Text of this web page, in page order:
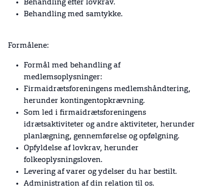
Behandling efter lovkrav.
Behandling med samtykke.
Formålene:
Formål med behandling af
medlemsoplysninger:
Firmaidrætsforeningens medlemshåndtering,
herunder kontingentopkrævning.
Som led i firmaidrætsforeningens
idrætsaktiviteter og andre aktiviteter, herunder
planlægning, gennemførelse og opfølgning.
Opfyldelse af lovkrav, herunder
folkeoplysningsloven.
Levering af varer og ydelser du har bestilt.
Administration af din relation til os.